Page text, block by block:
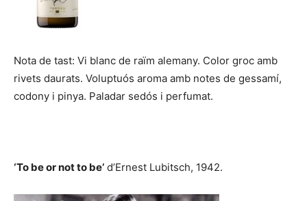
Nota de tast: Vi blanc de raïm alemany. Color groc amb
rivets daurats. Voluptuós aroma amb notes de gessamí,
codony i pinya. Paladar sedós i perfumat.
‘To be or not to be’ d’Ernest Lubitsch, 1942.